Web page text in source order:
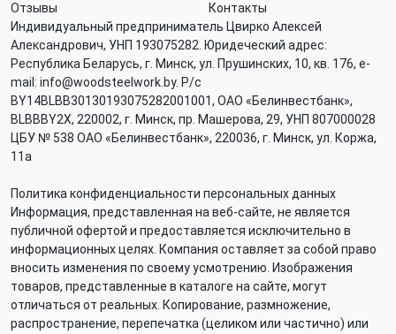
Отзывы
Контакты
Индивидуальный предприниматель Цвирко Алексей
Александрович, УНП 193075282. Юридеческий адрес:
Республика Беларусь, г. Минск, ул. Прушинских, 10, кв. 176, e-
mail: info@woodsteelwork.by. Р/с
BY14BLBB30130193075282001001, ОАО «Белинвестбанк»,
BLBBBY2X, 220002, г. Минск, пр. Машерова, 29, УНП 807000028
ЦБУ № 538 ОАО «Белинвестбанк», 220036, г. Минск, ул. Коржа,
11а
Политика конфиденциальности персональных данных
Информация, представленная на веб-сайте, не является
публичной офертой и предоставляется исключительно в
информационных целях. Компания оставляет за собой право
вносить изменения по своему усмотрению. Изображения
товаров, представленные в каталоге на сайте, могут
отличаться от реальных. Копирование, размножение,
распространение, перепечатка (целиком или частично) или